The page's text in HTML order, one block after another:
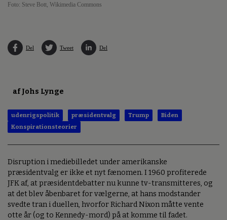
Foto: Steve Bott, Wikimedia Commons
Del Tweet Del
af Johs Lynge
udenrigspolitik præsidentvalg Trump
Biden
Konspirationsteorier
Disruption i mediebilledet under amerikanske
præsidentvalg er ikke et nyt fænomen. I 1960 profiterede
JFK af, at præsidentdebatter nu kunne tv-transmitteres, og
at det blev åbenbaret for vælgerne, at hans modstander
svedte tran i duellen, hvorfor Richard Nixon måtte vente
otte år (og to Kennedy-mord) på at komme til fadet.